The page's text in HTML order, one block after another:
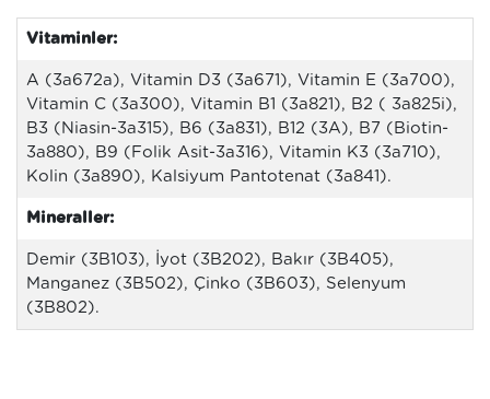
Vitaminler:
A (3a672a), Vitamin D3 (3a671), Vitamin E (3a700),
Vitamin C (3a300), Vitamin B1 (3a821), B2 ( 3a825i),
B3 (Niasin-3a315), B6 (3a831), B12 (3A), B7 (Biotin-
3a880), B9 (Folik Asit-3a316), Vitamin K3 (3a710),
Kolin (3a890), Kalsiyum Pantotenat (3a841).
Mineraller:
Demir (3B103), İyot (3B202), Bakır (3B405),
Manganez (3B502), Çinko (3B603), Selenyum
(3B802).